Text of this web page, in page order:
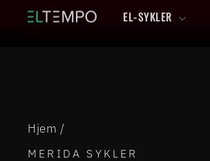
Hopp
EL-SYKLER
Hjem /
MERIDA SYKLER